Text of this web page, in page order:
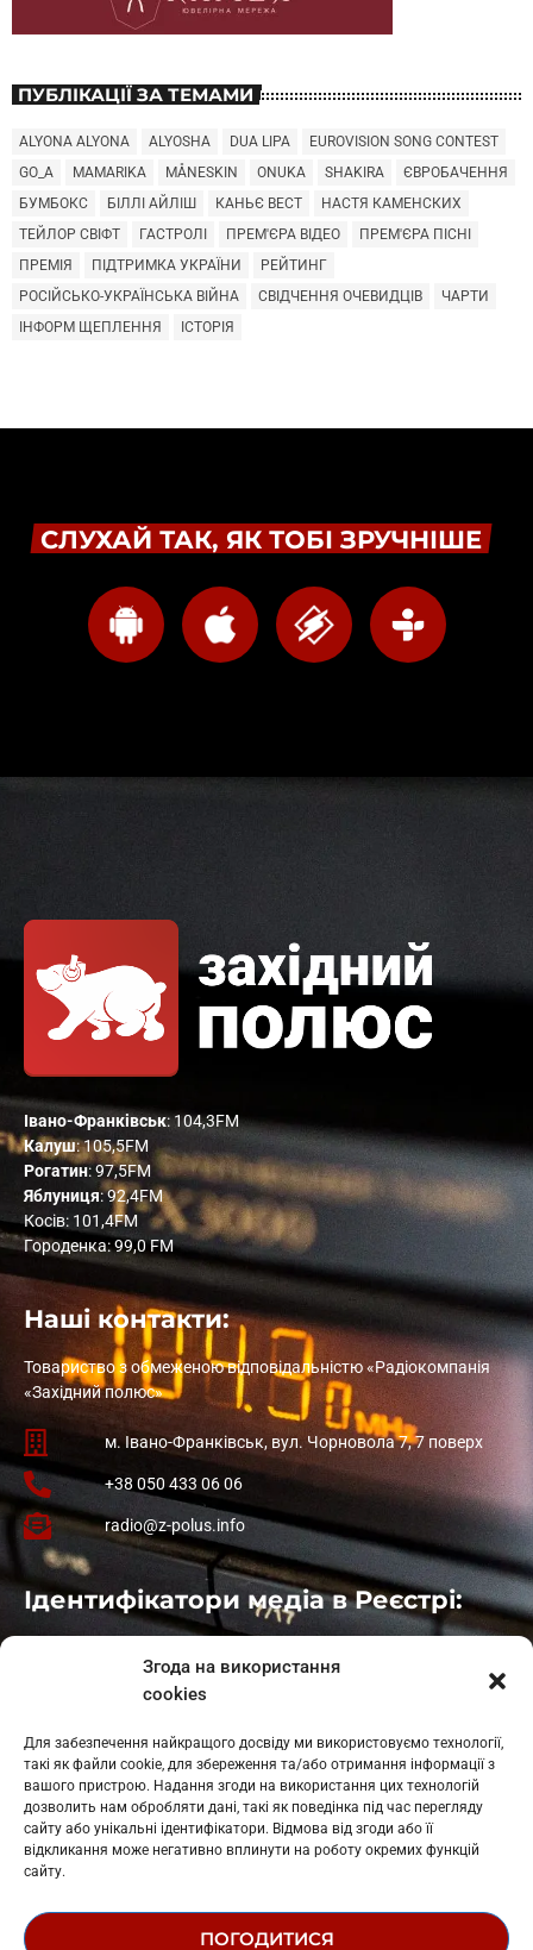
Згода на використання
cookies
Для забезпечення найкращого досвіду ми використовуємо технології,
такі як файли cookie, для збереження та/або отримання інформації з
вашого пристрою. Надання згоди на використання цих технологій
дозволить нам обробляти дані, такі як поведінка під час перегляду
сайту або унікальні ідентифікатори. Відмова від згоди або її
відкликання може негативно вплинути на роботу окремих функцій
сайту.
ПОГОДИТИСЯ
ПУБЛІКАЦІЇ ЗА ТЕМАМИ
ALYONA ALYONA ALYOSHA DUA LIPA
EUROVISION SONG CONTEST
GO_A
MAMARIKA MÅNESKIN ONUKA SHAKIRA
ЄВРОБАЧЕННЯ
БУМБОКС
БІЛЛІ АЙЛІШ КАНЬЄ ВЕСТ
НАСТЯ КАМЕНСКИХ
ТЕЙЛОР СВІФТ
ГАСТРОЛІ ПРЕМ'ЄРА ВІДЕО
ПРЕМ'ЄРА ПІСНІ
ПРЕМІЯ
ПІДТРИМКА УКРАЇНИ
РЕЙТИНГ
РОСІЙСЬКО-УКРАЇНСЬКА ВІЙНА
СВІДЧЕННЯ ОЧЕВИДЦІВ
ЧАРТИ
ІНФОРМ ЩЕПЛЕННЯ
ІСТОРІЯ
СЛУХАЙ ТАК, ЯК ТОБІ ЗРУЧНІШЕ
Івано-Франківськ: 104,3FM
Калуш: 105,5FM
Рогатин: 97,5FM
Яблуниця: 92,4FM
Косів: 101,4FM
Городенка: 99,0 FM
Наші контакти:
Товариство з обмеженою відповідальністю «Радіокомпанія
«Західний полюс»
м. Івано-Франківськ, вул. Чорновола 7, 7 поверх
+38 050 433 06 06
radio@z-polus.info
Ідентифікатори медіа в Реєстрі:
: L11-01410
: L11-01801
Косів: L11-01805
Гарасимів: L11-02274